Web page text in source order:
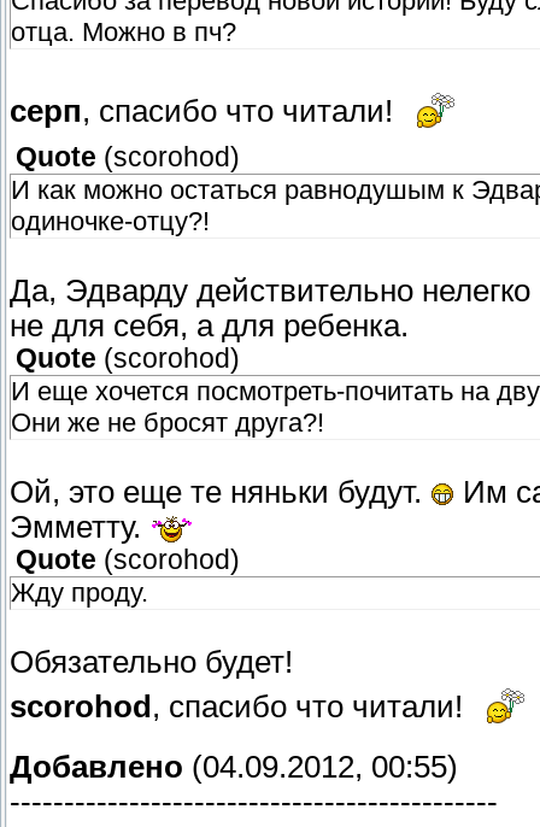
отца. Можно в пч?
серп, спасибо что читали!
Quote (scorohod)
И как можно остаться равнодушым к
одиночке-отцу?!
Да, Эдварду действительно
не для себя, а для ребенка.
Quote (scorohod)
И еще хочется посмотреть-почитать на
Они же не бросят друга?!
Ой, это еще те няньки будут.
Им
Эмметту.
Quote (scorohod)
Жду проду.
Обязательно будет!
scorohod, спасибо что читали!
Добавлено (04.09.2012, 00:55)
---------------------------------------------